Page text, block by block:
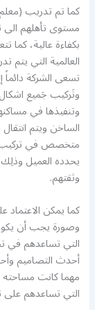
كما تم تدريب
مستوى تأهلهم الى
بكفاءة عالية، كما
العالمية التي يتم
تسعى الشركة
وتَركيب جَميع
وتنفيذها في
الساخن ويتم
متخصص في تركيب
يحدده العميل
وثقتهم.
كما يمكن
وصورة يجب أن يكون
التي تساعدهم في
أحدث التصاميم
مهما كانت
التي تساعدهم على